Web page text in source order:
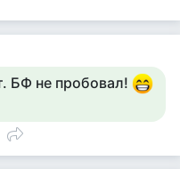
БФ не пробовал!